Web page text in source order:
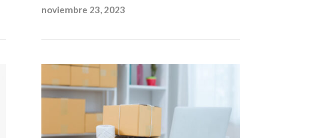
noviembre 23, 2023